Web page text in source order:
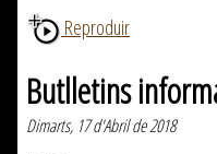
Reproduir
Butlletins
Dimarts, 17 d'Abril de 2018